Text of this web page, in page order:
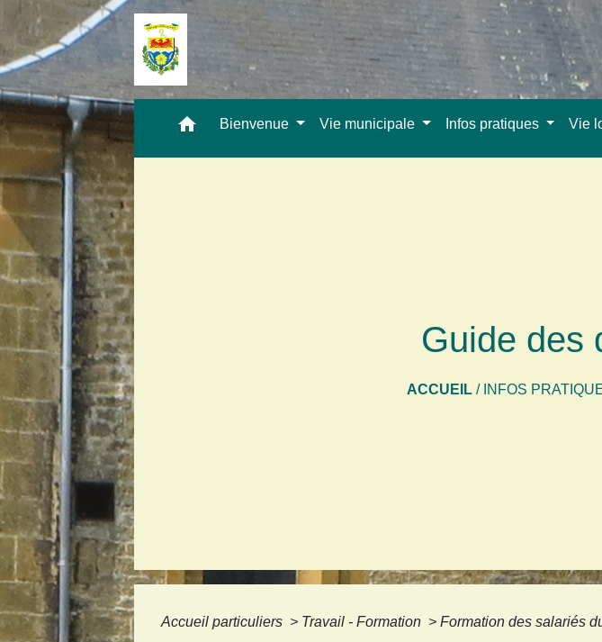
home Bienvenue Vie municipale Infos pratiques Vie
Guide des
ACCUEIL/ INFOS
Accueil particuliers > Travail - Formation > Formation des salariés